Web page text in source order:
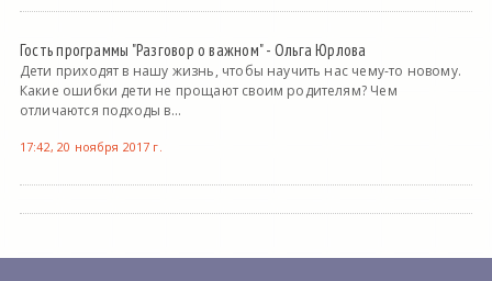
Гость программы "Разговор о важном" - Ольга Юрлова
Дети приходят в нашу жизнь, чтобы научить нас чему-то новому.
Какие ошибки дети не прощают своим родителям? Чем
отличаются подходы в...
17:42, 20 ноября 2017 г.